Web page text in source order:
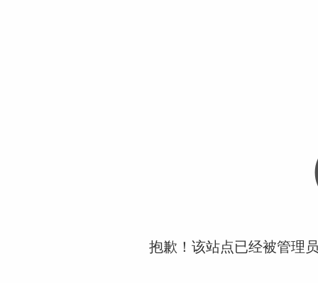
抱歉！该站点已经被管理